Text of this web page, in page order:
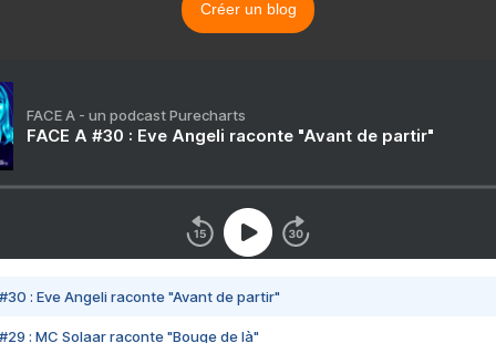
Créer un blog
FACE A - un podcast Purecharts
FACE A #30 : Eve Angeli raconte "Avant de partir"
#30 : Eve Angeli raconte "Avant de partir"
#29 : MC Solaar raconte "Bouge de là"